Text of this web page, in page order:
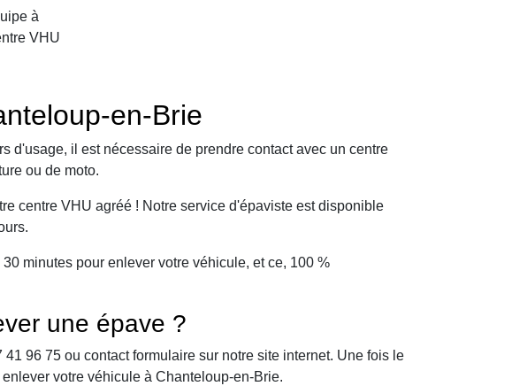
à
VHU
en-Brie
d'usage, il est nécessaire de prendre contact avec un centre
ou de moto.
centre VHU agréé ! Notre service d'épaviste est disponible
minutes pour enlever votre véhicule, et ce, 100 %
une épave ?
96 75 ou contact formulaire sur notre site internet. Une fois le
votre véhicule à Chanteloup-en-Brie.